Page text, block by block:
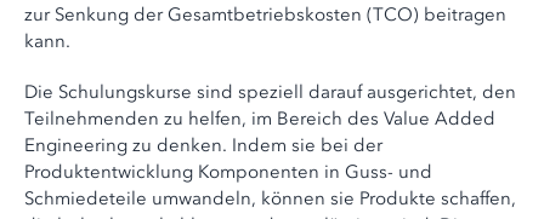
zur Senkung der Gesamtbetriebskosten (TCO) beitragen
kann.
Die Schulungskurse sind speziell darauf ausgerichtet, den
Teilnehmenden zu helfen, im Bereich des Value Added
Engineering zu denken. Indem sie bei der
Produktentwicklung Komponenten in Guss- und
Schmiedeteile umwandeln, können sie Produkte schaffen,